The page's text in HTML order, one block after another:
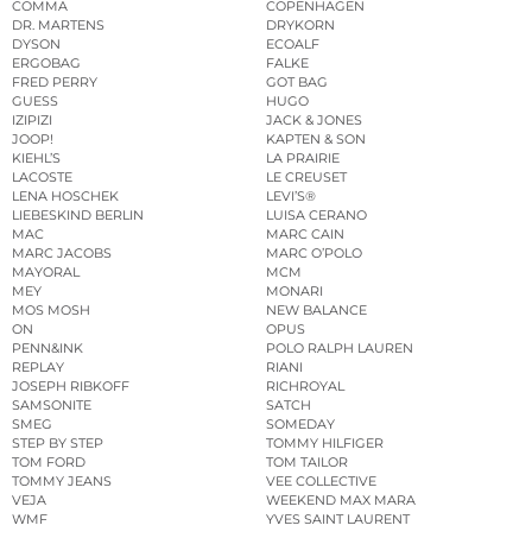
COMMA
COPENHAGEN
DR. MARTENS
DRYKORN
DYSON
ECOALF
ERGOBAG
FALKE
FRED PERRY
GOT BAG
GUESS
HUGO
IZIPIZI
JACK & JONES
JOOP!
KAPTEN & SON
KIEHL’S
LA PRAIRIE
LACOSTE
LE CREUSET
LENA HOSCHEK
LEVI’S®
LIEBESKIND BERLIN
LUISA CERANO
MAC
MARC CAIN
MARC JACOBS
MARC O’POLO
MAYORAL
MCM
MEY
MONARI
MOS MOSH
NEW BALANCE
ON
OPUS
PENN&INK
POLO RALPH LAUREN
REPLAY
RIANI
JOSEPH RIBKOFF
RICHROYAL
SAMSONITE
SATCH
SMEG
SOMEDAY
STEP BY STEP
TOMMY HILFIGER
TOM FORD
TOM TAILOR
TOMMY JEANS
VEE COLLECTIVE
VEJA
WEEKEND MAX MARA
WMF
YVES SAINT LAURENT